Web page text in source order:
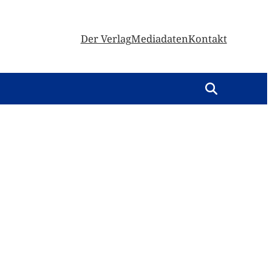
Der VerlagMediadatenKontakt